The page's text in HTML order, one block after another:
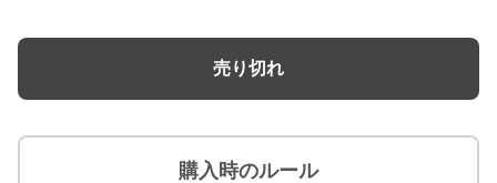
売り切れ
購入時のルール